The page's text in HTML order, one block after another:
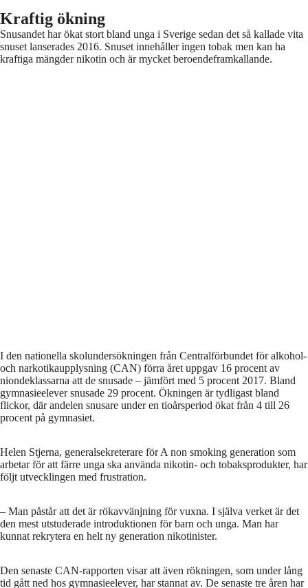
Kraftig ökning
Snusandet har ökat stort bland unga i Sverige sedan det så kallade vita
snuset lanserades 2016. Snuset innehåller ingen tobak men kan ha
kraftiga mängder nikotin och är mycket beroendeframkallande.
I den nationella skolundersökningen från Centralförbundet för alkohol-
och narkotikaupplysning (CAN) förra året uppgav 16 procent av
niondeklassarna att de snusade – jämfört med 5 procent 2017. Bland
gymnasieelever snusade 29 procent. Ökningen är tydligast bland
flickor, där andelen snusare under en tioårsperiod ökat från 4 till 26
procent på gymnasiet.
Helen Stjerna, generalsekreterare för A non smoking generation som
arbetar för att färre unga ska använda nikotin- och tobaksprodukter, har
följt utvecklingen med frustration.
– Man påstår att det är rökavvänjning för vuxna. I själva verket är det
den mest utstuderade introduktionen för barn och unga. Man har
kunnat rekrytera en helt ny generation nikotinister.
Den senaste CAN-rapporten visar att även rökningen, som under lång
tid gått ned hos gymnasieelever, har stannat av. De senaste tre åren har